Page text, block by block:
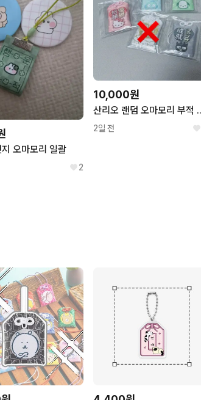
오마모리 일괄
2
10,000원
산리오 랜
2일 전